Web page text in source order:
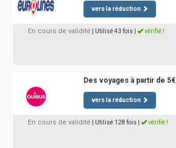
vers la réduction
En cours de validité | Utilisé 43 fois vérifié !
Des voyages à partir de 5€
vers la réduction
En cours de validité | Utilisé 128 fois vérifié !